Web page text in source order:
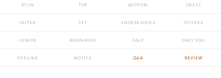
BY IN TOP BOTTOM DRESS
OUTER SET SHOES&SOCKS OTHERS
JUNIOR BABY&MOM SALE ONLY YOU
OFFLINE NOTICE Q&A REVIEW